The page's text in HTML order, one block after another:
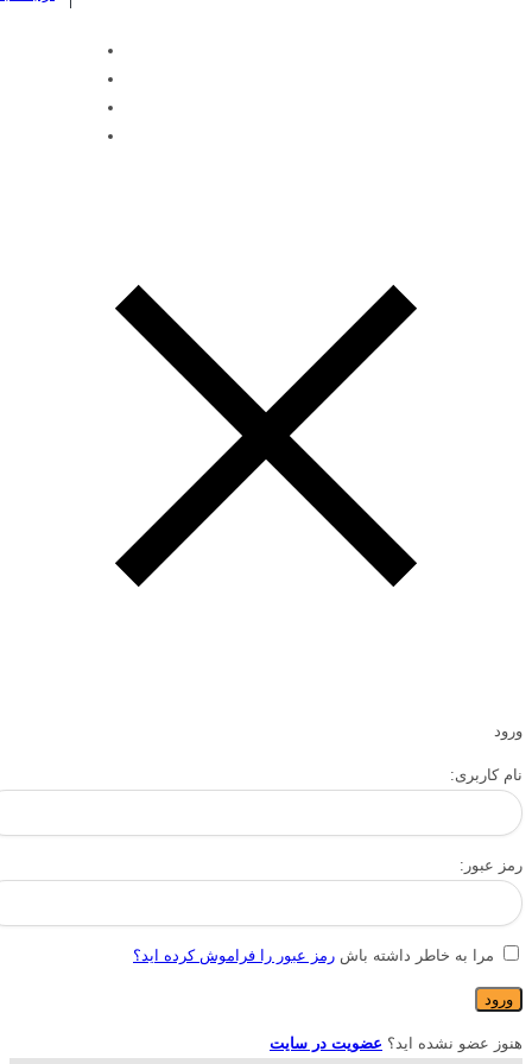
ورود
نام کاربری:
رمز عبور:
مرا به خاطر داشته باش رمز عبور را فراموش کرده اید؟
هنوز عضو نشده اید؟ عضویت در سایت